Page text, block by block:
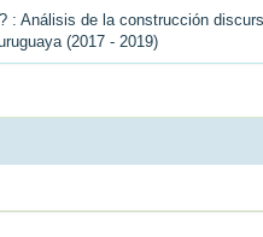
: Análisis de la construcción
(2017 - 2019)